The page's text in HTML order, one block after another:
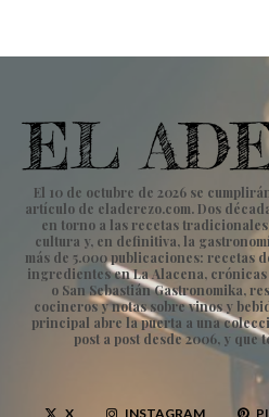
El 10 de octubre de 2026 se
artículo de eladerezo.com. Dos
en torno a las recetas
cultura y, en definitiva, la
más de 5.000 publicaciones: recetas
ingredientes en La Alacena,
o San Sebastián Gastronomika,
cocineros y notas sobre vinos y
principal abre la puerta a una
post a post desde 2006, y que
X INSTAGRAM